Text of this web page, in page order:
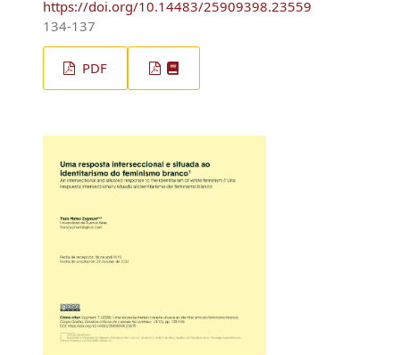
https://doi.org/10.14483/25909398.23559